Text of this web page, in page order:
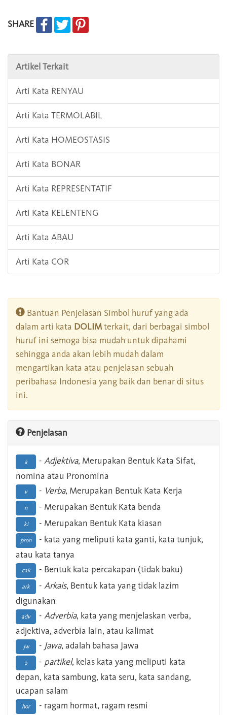
SHARE
Artikel Terkait
Arti Kata RENYAU
Arti Kata TERMOLABIL
Arti Kata HOMEOSTASIS
Arti Kata BONAR
Arti Kata REPRESENTATIF
Arti Kata KELENTENG
Arti Kata ABAU
Arti Kata COR
Bantuan Penjelasan Simbol huruf yang ada
dalam arti kata DOLIMterkait, dari berbagai simbol
huruf ini semoga bisa mudah untuk dipahami
sehingga anda akan lebih mudah dalam
mengartikan kata atau penjelasan sebuah
peribahasa Indonesia yang baik dan benar di situs
ini.
Penjelasan
a - Adjektiva, Merupakan Bentuk Kata Sifat,
nomina atau Pronomina
v - Verba, Merupakan Bentuk Kata Kerja
n - Merupakan Bentuk Kata benda
ki - Merupakan Bentuk Kata kiasan
pron
- kata yang meliputi kata ganti, kata tunjuk,
atau kata tanya
cak - Bentuk kata percakapan (tidak baku)
ark - Arkais, Bentuk kata yang tidak lazim
digunakan
adv - Adverbia, kata yang menjelaskan verba,
adjektiva, adverbia lain, atau kalimat
Jw - Jawa, adalah bahasa Jawa
p - partikel, kelas kata yang meliputi kata
depan, kata sambung, kata seru, kata sandang,
ucapan salam
hor - ragam hormat, ragam resmi